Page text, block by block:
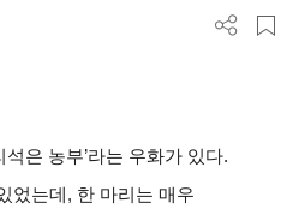
은 농부’라는 우화가 있다.
었는데, 한 마리는 매우